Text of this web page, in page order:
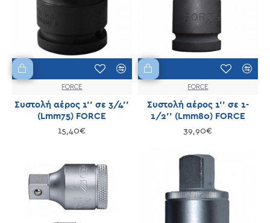
FORCE
Συστολή αέρος 1'' σε 3/4''
(Lmm75) FORCE
15,40€
FORCE
Συστολή αέρος 1'' σε 1-
1/2'' (Lmm80) FORCE
39,90€